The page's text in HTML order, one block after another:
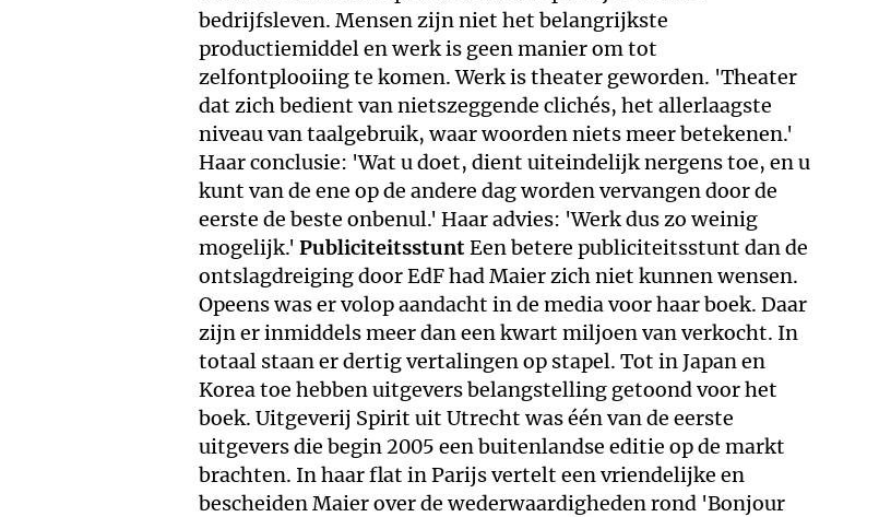
bedrijfsleven. Mensen zijn niet het belangrijkste
productiemiddel en werk is geen manier om tot
zelfontplooiing te komen. Werk is theater geworden. 'Theater
dat zich bedient van nietszeggende clichés, het allerlaagste
niveau van taalgebruik, waar woorden niets meer betekenen.'
Haar conclusie: 'Wat u doet, dient uiteindelijk nergens toe, en u
kunt van de ene op de andere dag worden vervangen door de
eerste de beste onbenul.' Haar advies: 'Werk dus zo weinig
mogelijk.' PubliciteitsstuntEen betere publiciteitsstunt dan de
ontslagdreiging door EdF had Maier zich niet kunnen wensen.
Opeens was er volop aandacht in de media voor haar boek. Daar
zijn er inmiddels meer dan een kwart miljoen van verkocht. In
totaal staan er dertig vertalingen op stapel. Tot in Japan en
Korea toe hebben uitgevers belangstelling getoond voor het
boek. Uitgeverij Spirit uit Utrecht was één van de eerste
uitgevers die begin 2005 een buitenlandse editie op de markt
brachten. In haar flat in Parijs vertelt een vriendelijke en
bescheiden Maier over de wederwaardigheden rond 'Bonjour